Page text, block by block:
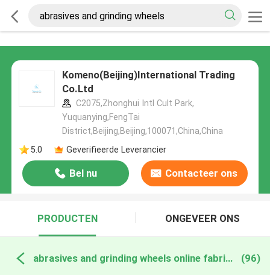
Komeno(Beijing)International Trading
Co.Ltd
C2075,Zhonghui Intl Cult Park,
Yuquanying,FengTai
District,Beijing,Beijing,100071,China,China
5.0
Geverifieerde Leverancier
Bel nu Contacteer ons
PRODUCTEN ONGEVEER ONS
abrasives and grinding wheels online fabricage (96)